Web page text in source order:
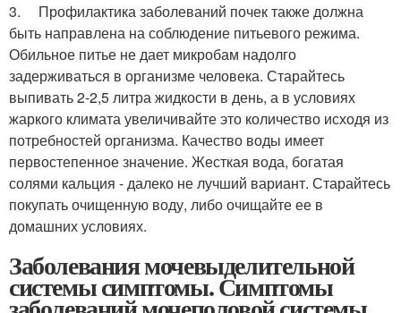
3. Профилактика заболеваний почек также должна
быть направлена на соблюдение питьевого режима.
Обильное питье не дает микробам надолго
задерживаться в организме человека. Старайтесь
выпивать 2-2,5 литра жидкости в день, а в условиях
жаркого климата увеличивайте это количество исходя из
потребностей организма. Качество воды имеет
первостепенное значение. Жесткая вода, богатая
солями кальция - далеко не лучший вариант. Старайтесь
покупать очищенную воду, либо очищайте ее в
домашних условиях.
Заболевания мочевыделительной
системы симптомы. Симптомы